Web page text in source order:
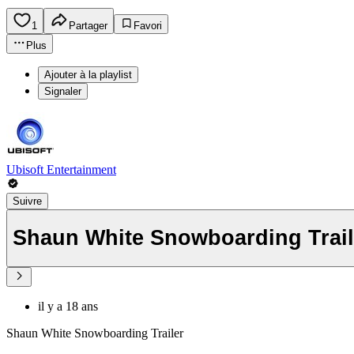
1 Partager
Favori
Plus
Ajouter à la playlist
Signaler
Ubisoft Entertainment
Suivre
Shaun White Snowboarding
il y a 18 ans
Shaun White Snowboarding Trailer